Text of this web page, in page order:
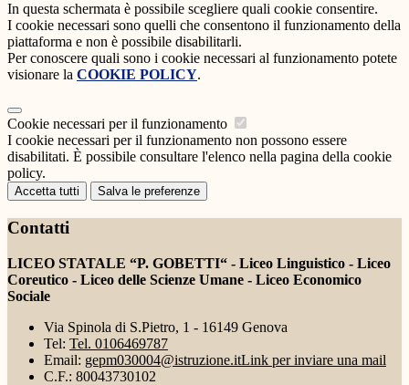
In questa schermata è possibile scegliere quali cookie consentire.
I cookie necessari sono quelli che consentono il funzionamento della
piattaforma e non è possibile disabilitarli.
Per conoscere quali sono i cookie necessari al funzionamento potete
visionare la COOKIE POLICY.
Cookie necessari per il funzionamento
I cookie necessari per il funzionamento non possono essere
disabilitati. È possibile consultare l'elenco nella pagina della cookie
policy.
Accetta tutti Salva le preferenze
Contatti
LICEO STATALE “P. GOBETTI“ - Liceo Linguistico - Liceo
Coreutico - Liceo delle Scienze Umane - Liceo Economico
Sociale
Via Spinola di S.Pietro, 1 - 16149 Genova
Tel: Tel. 0106469787
Email: gepm030004@istruzione.itLink per inviare una mail
C.F.: 80043730102